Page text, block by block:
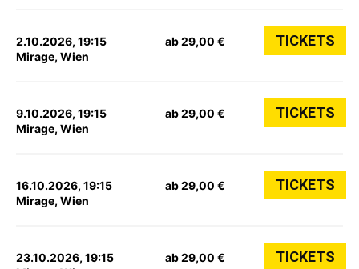
2.10.2026, 19:15
Mirage, Wien
ab 29,00 € TICKETS
9.10.2026, 19:15
Mirage, Wien
ab 29,00 € TICKETS
16.10.2026, 19:15
Mirage, Wien
ab 29,00 € TICKETS
23.10.2026, 19:15
ab 29,00 € TICKETS